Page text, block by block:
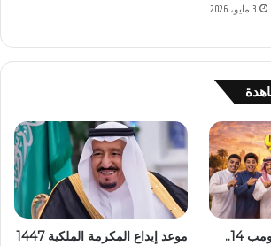
3 مايو، 2026
الحلقة 5 من شباب البومب 14..
موعد إيداع المكرمة الملكية 1447